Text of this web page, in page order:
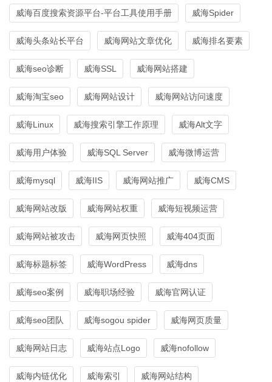
威海百度搜索资源平台-平台工具使用手册 威海Spider
威海头条站长平台 威海网站文章优化 威海排名要素
威海seo诊断 威海SSL 威海网站搭建
威海淘宝seo 威海网站设计 威海网站访问速度
威海Linux 威海搜索引擎工作原理 威海Alt文字
威海用户体验 威海SQL Server 威海微博运营
威海mysql 威海IIS 威海网站推广 威海CMS
威海网站改版 威海网站权重 威海短视频运营
威海网站被攻击 威海网页快照 威海404页面
威海标题标签 威海WordPress 威海dns
威海seo案例 威海职场经验 威海官网认证
威海seo团队 威海sogou spider 威海网页质量
威海网站日志 威海站点Logo 威海nofollow
威海内链优化 威海索引 威海网站结构